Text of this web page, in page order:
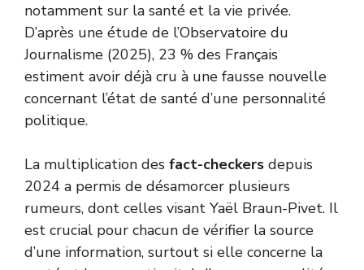
notamment sur la santé et la vie privée.
D’après une étude de l’Observatoire du
Journalisme (2025), 23 % des Français
estiment avoir déjà cru à une fausse nouvelle
concernant l’état de santé d’une personnalité
politique.
La multiplication des fact-checkers depuis
2024 a permis de désamorcer plusieurs
rumeurs, dont celles visant Yaël Braun-Pivet. Il
est crucial pour chacun de vérifier la source
d’une information, surtout si elle concerne la